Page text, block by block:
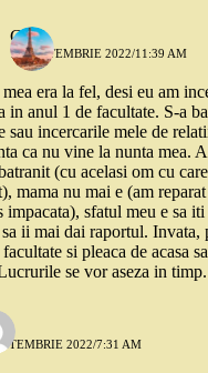
C.
19 SEPTEMBRIE 2022/11:39 AM
era la fel, desi eu am
in anul 1 de facultate. S-a
sau incercarile mele de
ca nu vine la nunta mea.
(cu acelasi om cu
mama nu mai e (am
impacata), sfatul meu e sa
ii mai dai raportul. Invata,
si pleaca de acasa
se vor aseza in timp.
2022/7:31 AM